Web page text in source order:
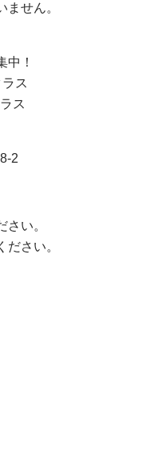
せん。
中！
ス
ス
2
い。
さい。